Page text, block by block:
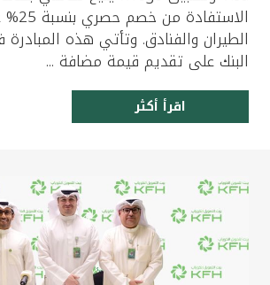
الطيران والفنادق. وتأتي هذه
البنك على تقديم قيمة مضافة ...
اقرأ أكثر